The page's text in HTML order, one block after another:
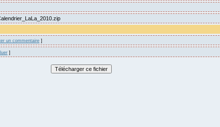
un commentaire ]
]